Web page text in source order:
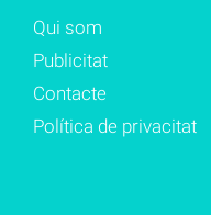
Qui som
Publicitat
Contacte
Política de privacitat